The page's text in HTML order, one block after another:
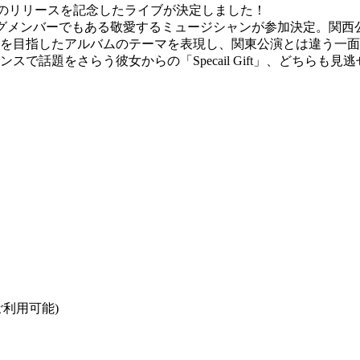
リースを記念したライブが決定しました！
ンバーでもある敬愛するミュージシャンが参加決定。関
目指したアルバムのテーマを表現し、関東公演とは違う一
スで話題をさらう彼女からの「Specail Gift」、どちらも見
利用可能)